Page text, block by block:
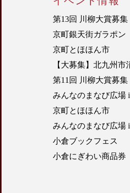
第13回 川柳大賞募集
京町銀天街ガラポン
京町とほほん市
【大募集】北九州市
第11回 川柳大賞募集
みんなのまなび広場
京町とほほん市
みんなのまなび広場
小倉ブックフェス
小倉にぎわい商品券